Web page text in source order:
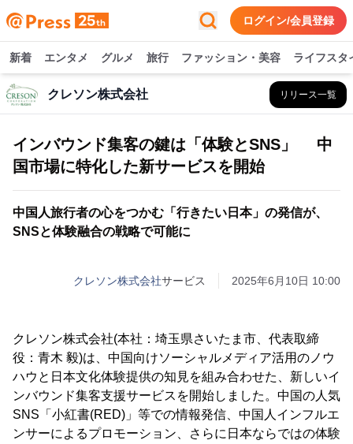
ログイン/会員登録
新着 エンタメ グルメ 旅行 ファッション・美容 ライフスタ
クレソン株式会社 リリース一覧
インバウンド集客の鍵は「体験とSNS」 中
国市場に特化した新サービスを開始
中国人旅行者の心をつかむ「行きたい日本」の発信が、
SNSと体験融合の戦略で可能に
クレソン株式会社サービス 2025年6月10日 10:00
クレソン株式会社(本社：埼玉県さいたま市、代表取締
役：青木 毅)は、中国向けソーシャルメディア活用のノウ
ハウと日本文化体験提供の知見を組み合わせた、新しいイ
ンバウンド集客支援サービスを開始しました。中国の人気
SNS「小紅書(RED)」等での情報発信、中国人インフルエ
ンサーによるプロモーション、さらに日本ならではの体験